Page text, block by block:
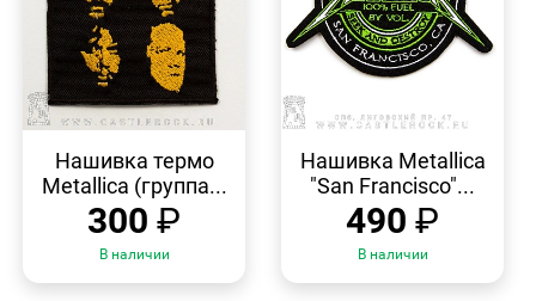
ПРОСМОТР
Нашивка термо
Metallica (группа...
300 ₽
В наличии
ПРОСМОТР
Нашивка Metallica
"San Francisco"...
490 ₽
В наличии